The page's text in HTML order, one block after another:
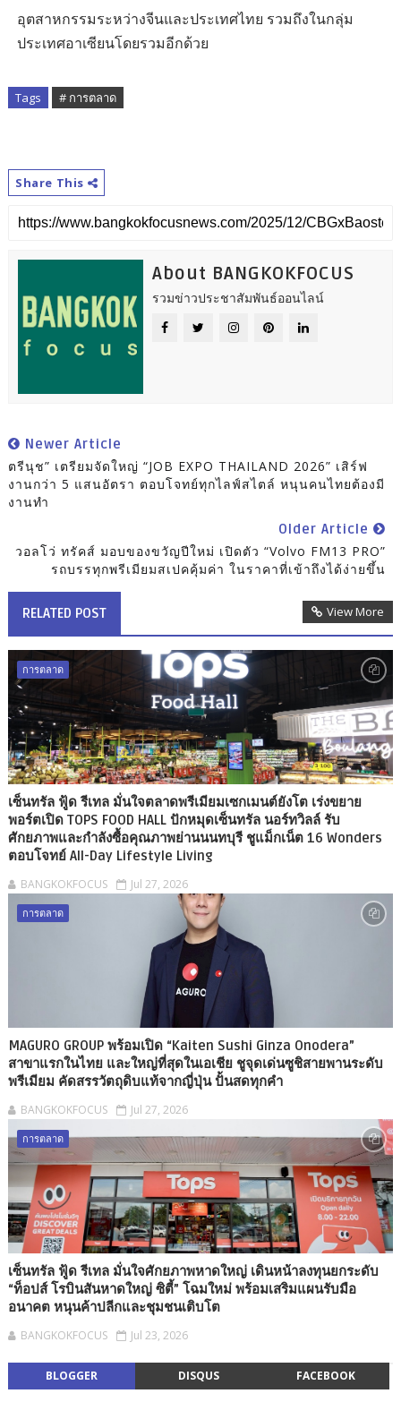
อุตสาหกรรมระหว่างจีนและประเทศไทย รวมถึงในกลุ่ม
ประเทศอาเซียนโดยรวมอีกด้วย
Tags # การตลาด
Share This
About BANGKOKFOCUS
รวมข่าวประชาสัมพันธ์ออนไลน์
Newer Article
ตรีนุช” เตรียมจัดใหญ่ “JOB EXPO THAILAND 2026” เสิร์ฟ
งานกว่า 5 แสนอัตรา ตอบโจทย์ทุกไลฟ์สไตล์ หนุนคนไทยต้องมี
งานทำ
Older Article
วอลโว่ ทรัคส์ มอบของขวัญปีใหม่ เปิดตัว “Volvo FM13 PRO”
รถบรรทุกพรีเมียมสเปคคุ้มค่า ในราคาที่เข้าถึงได้ง่ายขึ้น
RELATED POST View More
การตลาด
เซ็นทรัล ฟู้ด รีเทล มั่นใจตลาดพรีเมียมเซกเมนต์ยังโต เร่งขยาย
พอร์ตเปิด TOPS FOOD HALL ปักหมุดเซ็นทรัล นอร์ทวิลล์ รับ
ศักยภาพและกำลังซื้อคุณภาพย่านนนทบุรี ชูแม็กเน็ต 16 Wonders
ตอบโจทย์ All-Day Lifestyle Living
BANGKOKFOCUS Jul 27, 2026
การตลาด
MAGURO GROUP พร้อมเปิด “Kaiten Sushi Ginza Onodera”
สาขาแรกในไทย และใหญ่ที่สุดในเอเชีย ชูจุดเด่นซูชิสายพานระดับ
พรีเมียม คัดสรรวัตถุดิบแท้จากญี่ปุ่น ปั้นสดทุกคำ
BANGKOKFOCUS Jul 27, 2026
การตลาด
เซ็นทรัล ฟู้ด รีเทล มั่นใจศักยภาพหาดใหญ่ เดินหน้าลงทุนยกระดับ
“ท็อปส์ โรบินสันหาดใหญ่ ซิตี้” โฉมใหม่ พร้อมเสริมแผนรับมือ
อนาคต หนุนค้าปลีกและชุมชนเติบโต
BANGKOKFOCUS Jul 23, 2026
BLOGGER DISQUS FACEBOOK